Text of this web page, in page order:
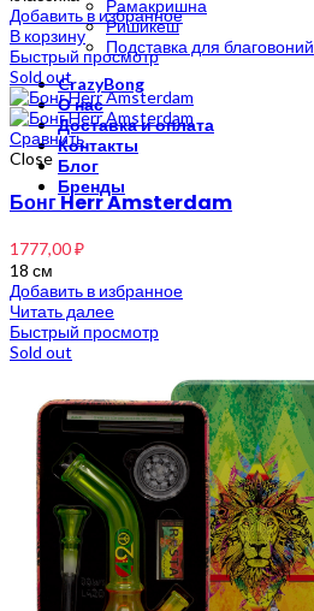
Рамакришна
Ришикеш
Подставка для благовоний
CrazyBong
О нас
Доставка и оплата
Контакты
Блог
Бренды
Добавить в избранное
В корзину
Быстрый просмотр
Sold out
Сравнить
Close
Бонг Herr Amsterdam
1777,00₽
18 см
Добавить в избранное
Читать далее
Быстрый просмотр
Sold out